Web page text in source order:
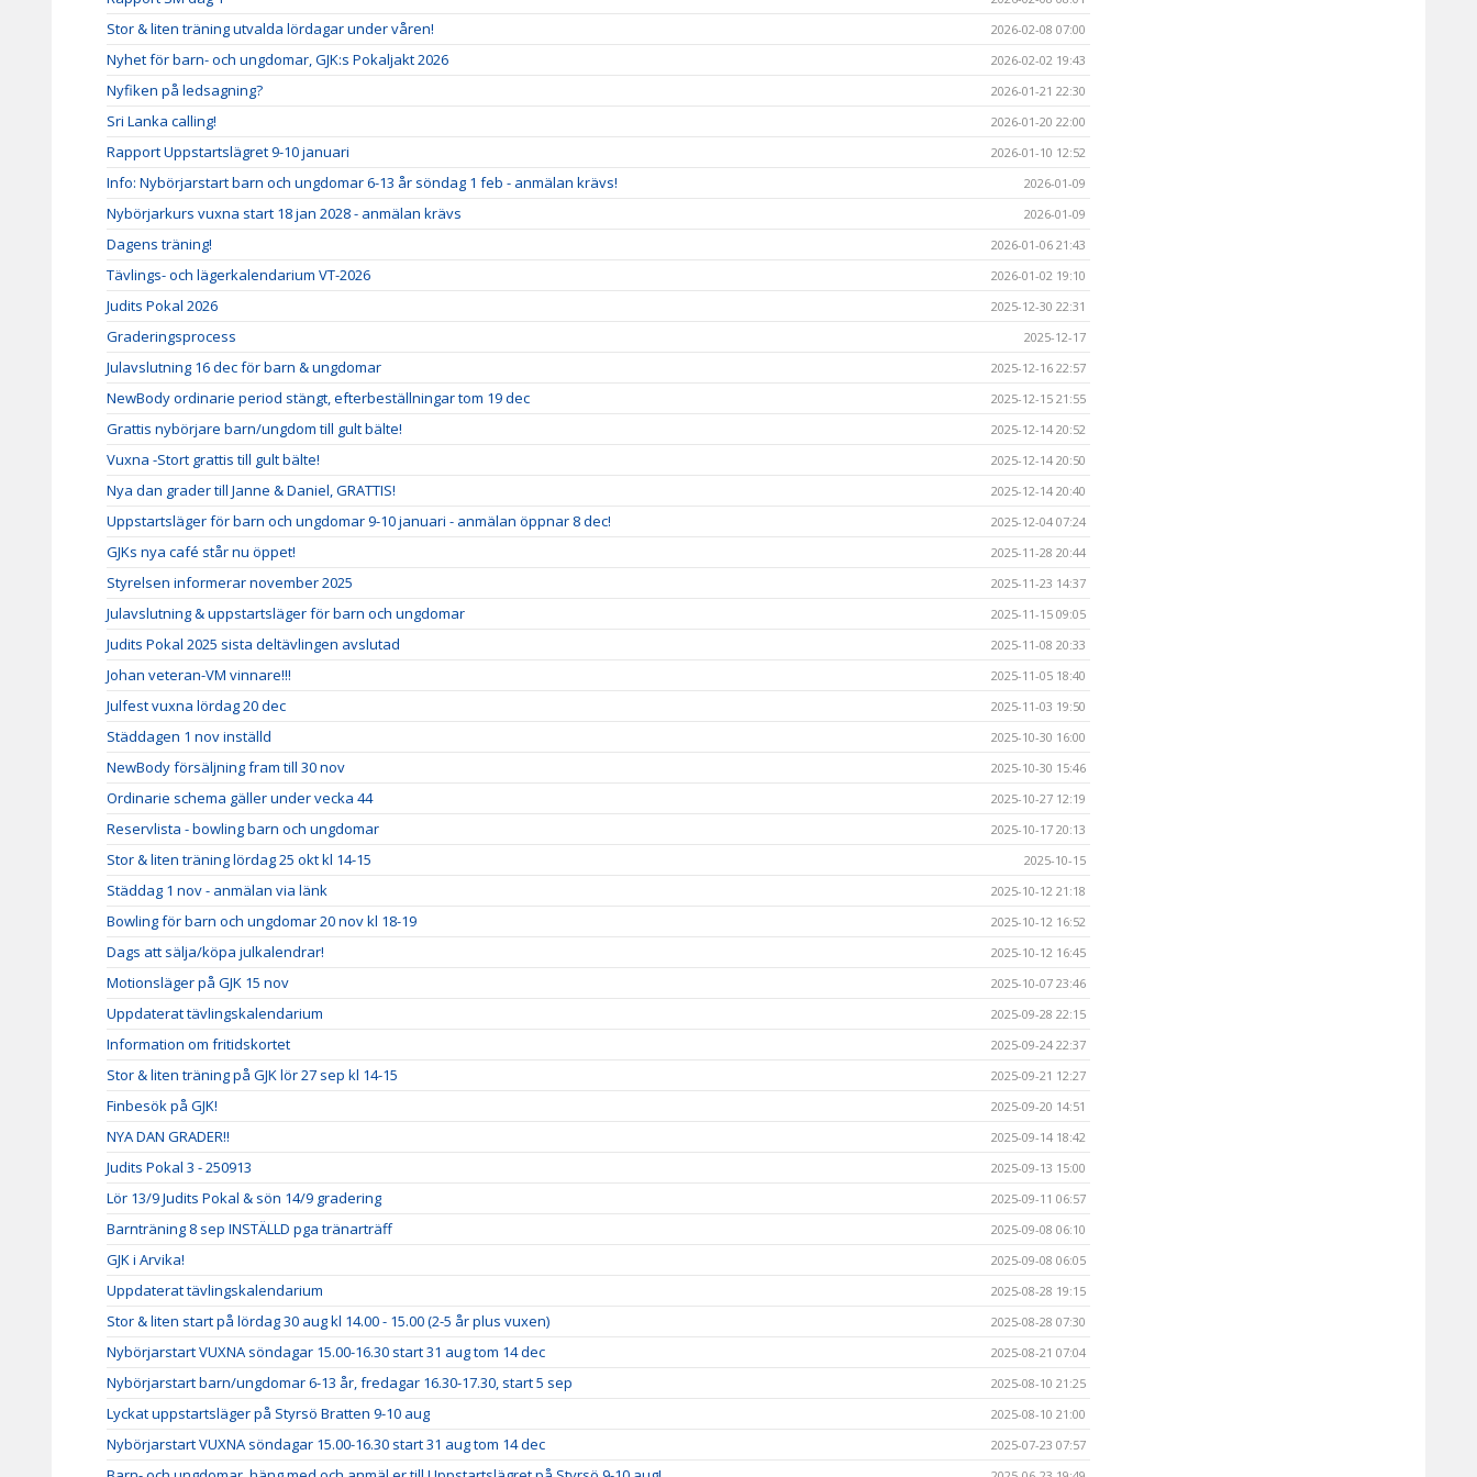
Stor & liten träning utvalda lördagar under våren! 2026-02-08 07:00
Nyhet för barn- och ungdomar, GJK:s Pokaljakt 2026 2026-02-02 19:43
Nyfiken på ledsagning? 2026-01-21 22:30
Sri Lanka calling! 2026-01-20 22:00
Rapport Uppstartslägret 9-10 januari 2026-01-10 12:52
Info: Nybörjarstart barn och ungdomar 6-13 år söndag 1 feb - anmälan krävs! 2026-01-09
Nybörjarkurs vuxna start 18 jan 2028 - anmälan krävs 2026-01-09
Dagens träning! 2026-01-06 21:43
Tävlings- och lägerkalendarium VT-2026 2026-01-02 19:10
Judits Pokal 2026 2025-12-30 22:31
Graderingsprocess 2025-12-17
Julavslutning 16 dec för barn & ungdomar 2025-12-16 22:57
NewBody ordinarie period stängt, efterbeställningar tom 19 dec 2025-12-15 21:55
Grattis nybörjare barn/ungdom till gult bälte! 2025-12-14 20:52
Vuxna -Stort grattis till gult bälte! 2025-12-14 20:50
Nya dan grader till Janne & Daniel, GRATTIS! 2025-12-14 20:40
Uppstartsläger för barn och ungdomar 9-10 januari - anmälan öppnar 8 dec! 2025-12-04 07:24
GJKs nya café står nu öppet! 2025-11-28 20:44
Styrelsen informerar november 2025 2025-11-23 14:37
Julavslutning & uppstartsläger för barn och ungdomar 2025-11-15 09:05
Judits Pokal 2025 sista deltävlingen avslutad 2025-11-08 20:33
Johan veteran-VM vinnare!!! 2025-11-05 18:40
Julfest vuxna lördag 20 dec 2025-11-03 19:50
Städdagen 1 nov inställd 2025-10-30 16:00
NewBody försäljning fram till 30 nov 2025-10-30 15:46
Ordinarie schema gäller under vecka 44 2025-10-27 12:19
Reservlista - bowling barn och ungdomar 2025-10-17 20:13
Stor & liten träning lördag 25 okt kl 14-15 2025-10-15
Städdag 1 nov - anmälan via länk 2025-10-12 21:18
Bowling för barn och ungdomar 20 nov kl 18-19 2025-10-12 16:52
Dags att sälja/köpa julkalendrar! 2025-10-12 16:45
Motionsläger på GJK 15 nov 2025-10-07 23:46
Uppdaterat tävlingskalendarium 2025-09-28 22:15
Information om fritidskortet 2025-09-24 22:37
Stor & liten träning på GJK lör 27 sep kl 14-15 2025-09-21 12:27
Finbesök på GJK! 2025-09-20 14:51
NYA DAN GRADER!! 2025-09-14 18:42
Judits Pokal 3 - 250913 2025-09-13 15:00
Lör 13/9 Judits Pokal & sön 14/9 gradering 2025-09-11 06:57
Barnträning 8 sep INSTÄLLD pga tränarträff 2025-09-08 06:10
GJK i Arvika! 2025-09-08 06:05
Uppdaterat tävlingskalendarium 2025-08-28 19:15
Stor & liten start på lördag 30 aug kl 14.00 - 15.00 (2-5 år plus vuxen) 2025-08-28 07:30
Nybörjarstart VUXNA söndagar 15.00-16.30 start 31 aug tom 14 dec 2025-08-21 07:04
Nybörjarstart barn/ungdomar 6-13 år, fredagar 16.30-17.30, start 5 sep 2025-08-10 21:25
Lyckat uppstartsläger på Styrsö Bratten 9-10 aug 2025-08-10 21:00
Nybörjarstart VUXNA söndagar 15.00-16.30 start 31 aug tom 14 dec 2025-07-23 07:57